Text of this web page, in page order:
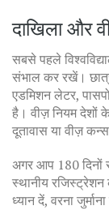
दाखिला और
सबसे पहले
संभाल कर रखें।
एडमिशन लेटर,
है। वीज़ नियम देशों
दूतावास या वीज़
अगर आप 180 दिनों
स्थानीय
ध्यान दें, वरना